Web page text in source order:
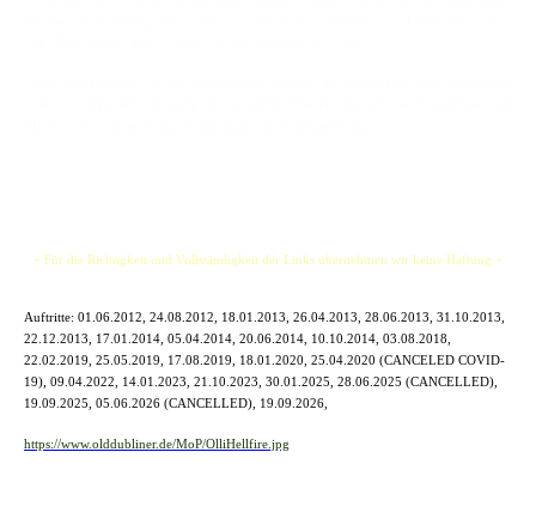
+ Für die Richtigkeit und Vollständigkeit der Links übernehmen wir keine Haftung +
Auftritte: 01.06.2012, 24.08.2012, 18.01.2013, 26.04.2013, 28.06.2013, 31.10.2013,
22.12.2013, 17.01.2014, 05.04.2014, 20.06.2014, 10.10.2014, 03.08.2018,
22.02.2019, 25.05.2019, 17.08.2019, 18.01.2020, 25.04.2020 (CANCELED COVID-
19), 09.04.2022, 14.01.2023, 21.10.2023, 30.01.2025, 28.06.2025 (CANCELLED),
19.09.2025, 05.06.2026 (CANCELLED), 19.09.2026,
https://www.olddubliner.de/MoP/OlliHellfire.jpg